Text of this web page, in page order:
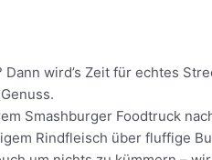
wird’s Zeit für echtes
Smashburger Foodtruck
Rindfleisch über fluffige